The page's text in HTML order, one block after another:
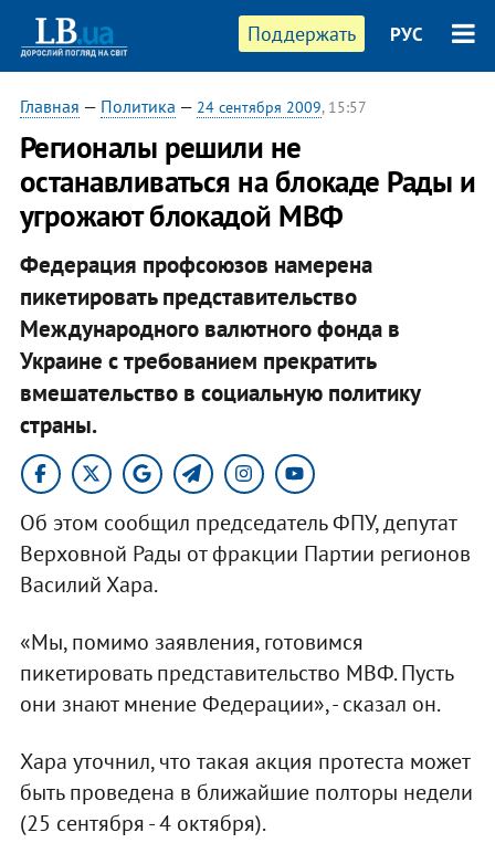
Поддержать РУС
Главная — Политика — 24 сентября 2009, 15:57
Регионалы решили не
останавливаться на блокаде Рады и
угрожают блокадой МВФ
Федерация профсоюзов намерена
пикетировать представительство
Международного валютного фонда в
Украине с требованием прекратить
вмешательство в социальную политику
страны.
Об этом сообщил председатель ФПУ, депутат
Верховной Рады от фракции Партии регионов
Василий Хара.
«Мы, помимо заявления, готовимся
пикетировать представительство МВФ. Пусть
они знают мнение Федерации», - сказал он.
Хара уточнил, что такая акция протеста может
быть проведена в ближайшие полторы недели
(25 сентября - 4 октября).